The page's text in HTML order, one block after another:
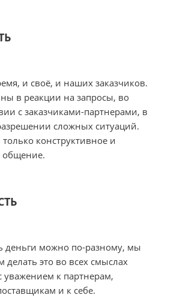
и своё, и наших заказчиков.
в реакции на запросы, во
с заказчиками-партнерами, в
сложных ситуаций.
конструктивное и
общение.
деньги можно по-разному, мы
делать это во всех смыслах
уважением к партнерам,
и к себе.